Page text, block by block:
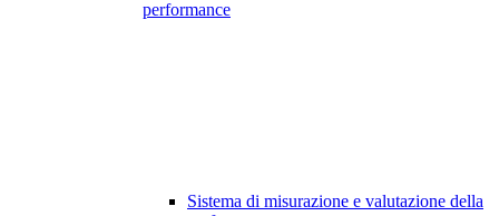
performance
Sistema di misurazione e valutazione della